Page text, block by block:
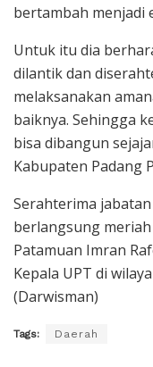
bertambah menjadi
Untuk itu dia
dilantik dan
melaksanakan
baiknya. Sehingga
bisa dibangun
Kabupaten Padang
Serahterima
berlangsung
Patamuan Imran
Kepala UPT di
(Darwisman)
Tags: Daerah